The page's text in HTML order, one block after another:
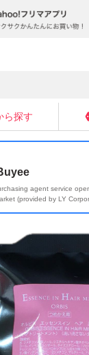
ら探す
agent service
(provided by LY